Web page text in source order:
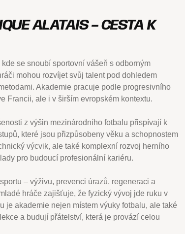
ALATAIS – CESTA K
se snoubí sportovní vášeň s odborným
mohou rozvíjet svůj talent pod dohledem
Akademie pracuje podle progresivního
Francii, ale i v širším evropském kontextu.
z výšin mezinárodního fotbalu přispívají k
které jsou přizpůsobeny věku a schopnostem
výcvik, ale také komplexní rozvoj herního
pro budoucí profesionální kariéru.
– výživu, prevenci úrazů, regeneraci a
hráče zajišťuje, že fyzický vývoj jde ruku v
je akademie nejen místem výuky fotbalu, ale také
a budují přátelství, která je provází celou